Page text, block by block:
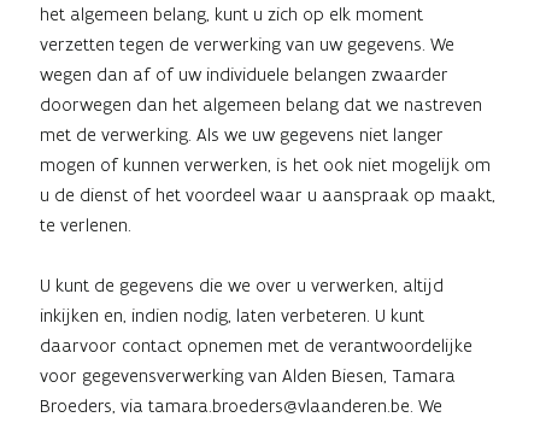
het algemeen belang, kunt u zich op elk moment
verzetten tegen de verwerking van uw gegevens. We
wegen dan af of uw individuele belangen zwaarder
doorwegen dan het algemeen belang dat we nastreven
met de verwerking. Als we uw gegevens niet langer
mogen of kunnen verwerken, is het ook niet mogelijk om
u de dienst of het voordeel waar u aanspraak op maakt,
te verlenen.
U kunt de gegevens die we over u verwerken, altijd
inkijken en, indien nodig, laten verbeteren. U kunt
daarvoor contact opnemen met de verantwoordelijke
voor gegevensverwerking van Alden Biesen, Tamara
Broeders, viatamara.broeders@vlaanderen.be . We